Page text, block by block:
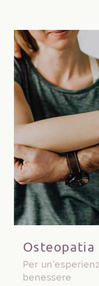
Osteopatia
Per
benessere